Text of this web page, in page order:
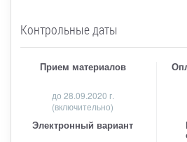
Контрольные даты
Прием материалов
до 28.09.2020 г.
(включительно)
Электронный вариант